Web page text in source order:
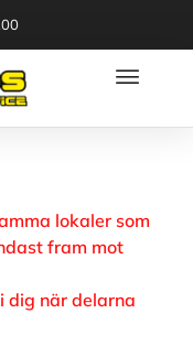
lokaler som
fram mot
dig när delarna